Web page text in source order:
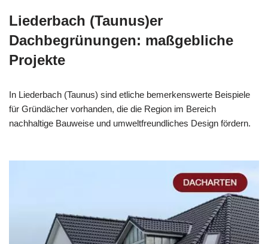
Liederbach (Taunus)er
Dachbegrünungen: maßgebliche
Projekte
In Liederbach (Taunus) sind etliche bemerkenswerte Beispiele
für Gründächer vorhanden, die die Region im Bereich
nachhaltige Bauweise und umweltfreundliches Design fördern.